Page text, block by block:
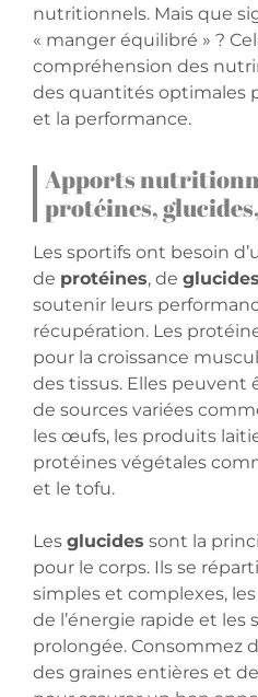
nutritionnels. Mais que
« manger équilibré » ?
compréhension des
des quantités optimales
et la performance.
Apports
protéines,
Les sportifs ont besoin
de protéines, de glucides
soutenir leurs
récupération. Les
pour la croissance
des tissus. Elles peuvent
de sources variées
les œufs, les produits
protéines végétales
et le tofu.
Les glucides sont la
pour le corps. Ils se
simples et complexes,
de l’énergie rapide et les
prolongée. Consommez
des graines entières et